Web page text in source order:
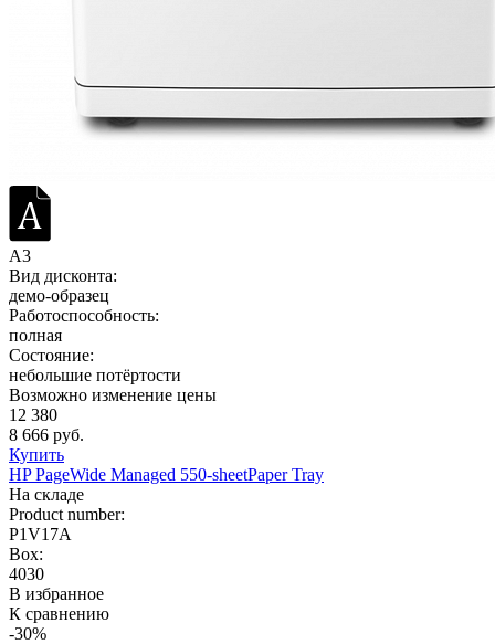
A3
Вид дисконта:
демо-образец
Работоспособность:
полная
Состояние:
небольшие потёртости
Возможно изменение цены
12 380
8 666 руб.
Купить
HP PageWide Managed 550-sheetPaper Tray
На складе
Product number:
P1V17A
Box:
4030
В избранное
К сравнению
-30%